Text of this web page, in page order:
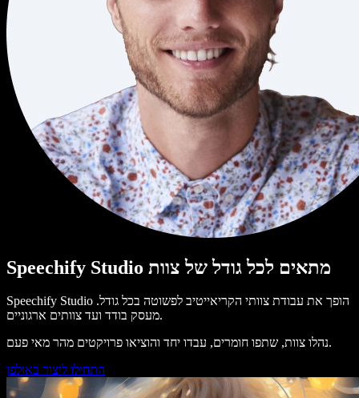
Speechify Studio מתאים לכל גודל של צוות
Speechify Studio הופך את עבודת צוותי הקריאייטיב לפשוטה בכל גודל.
מעסק בודד ועד צוותים ארגוניים.
נהלו צוות, שתפו חומרים, עבדו יחד והוציאו פרויקטים מהר מאי פעם.
התחילו ליצור באולפן